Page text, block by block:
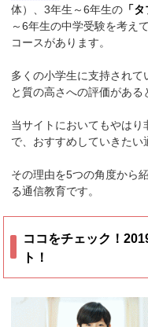
体）、3年生～6年生の 「
～6年生の中学受験を考え
コースがあります。
多くの小学生に支持され
と質の高さへの評価がある
当サイトにおいてもやは
で、おすすめしていきたい
その理由を5つの角度から
る通信教育です。
ココをチェック！
ト！